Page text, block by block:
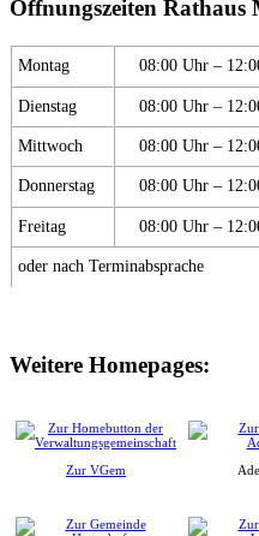
Öffnungszeiten Rathaus
Montag 08:00 Uhr –
Dienstag 08:00 Uhr –
Mittwoch 08:00 Uhr –
Donnerstag 08:00 Uhr –
Freitag 08:00 Uhr –
oder nach Terminabsprache
Weitere Homepages:
Zur VGem